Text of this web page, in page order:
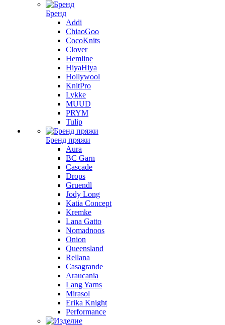
Бренд
Addi
ChiaoGoo
CocoKnits
Clover
Hemline
HiyaHiya
Hollywool
KnitPro
Lykke
MUUD
PRYM
Tulip
Бренд пряжи
Aura
BC Garn
Cascade
Drops
Gruendl
Jody Long
Katia Concept
Kremke
Lana Gatto
Nomadnoos
Onion
Queensland
Rellana
Casagrande
Araucania
Lang Yarns
Mirasol
Erika Knight
Performance